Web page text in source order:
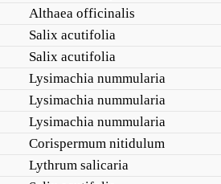
Althaea officinalis
Salix acutifolia
Salix acutifolia
Lysimachia nummularia
Lysimachia nummularia
Lysimachia nummularia
Corispermum nitidulum
Lythrum salicaria